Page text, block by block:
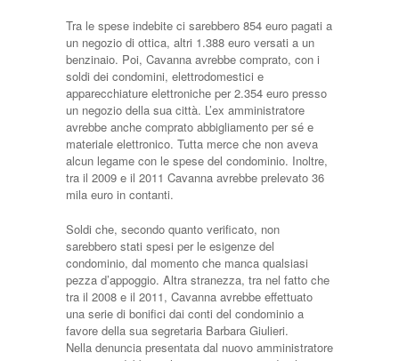
Tra le spese indebite ci sarebbero 854 euro pagati a
un negozio di ottica, altri 1.388 euro versati a un
benzinaio. Poi, Cavanna avrebbe comprato, con i
soldi dei condomini, elettrodomestici e
apparecchiature elettroniche per 2.354 euro presso
un negozio della sua città. L’ex amministratore
avrebbe anche comprato abbigliamento per sé e
materiale elettronico. Tutta merce che non aveva
alcun legame con le spese del condominio. Inoltre,
tra il 2009 e il 2011 Cavanna avrebbe prelevato 36
mila euro in contanti.
Soldi che, secondo quanto verificato, non
sarebbero stati spesi per le esigenze del
condominio, dal momento che manca qualsiasi
pezza d’appoggio. Altra stranezza, tra nel fatto che
tra il 2008 e il 2011, Cavanna avrebbe effettuato
una serie di bonifici dai conti del condominio a
favore della sua segretaria Barbara Giulieri.
Nella denuncia presentata dal nuovo amministratore